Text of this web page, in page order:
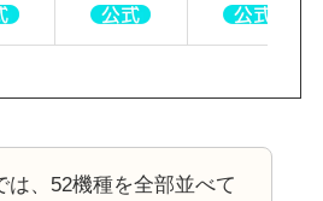
は、52機種を全部並べて